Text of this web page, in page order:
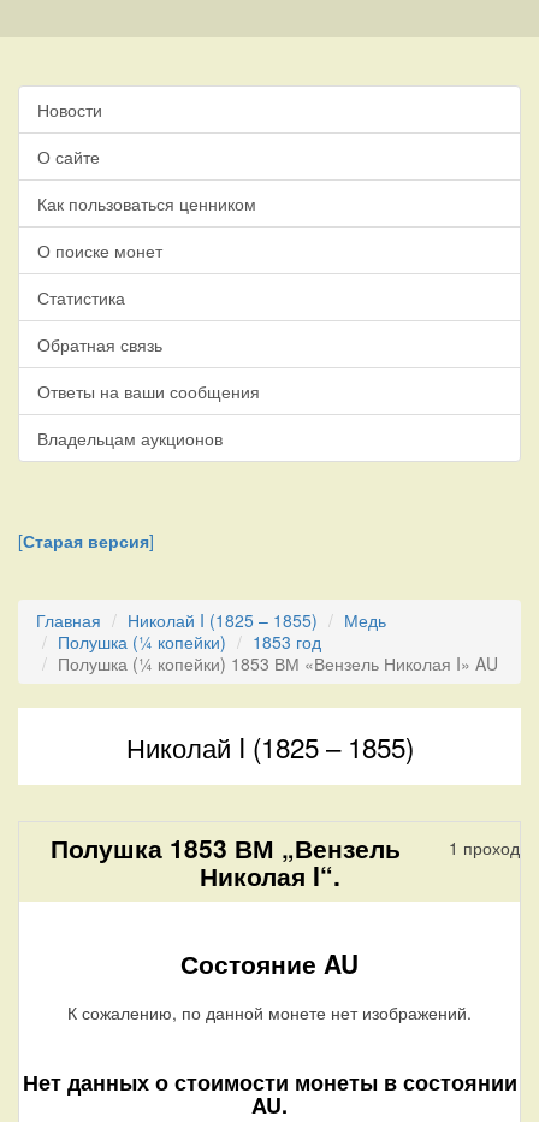
Новости
О сайте
Как пользоваться ценником
О поиске монет
Статистика
Обратная связь
Ответы на ваши сообщения
Владельцам аукционов
[Старая версия]
Главная Николай I (1825 – 1855)
Медь
Полушка (¼ копейки)
1853 год
Полушка (¼ копейки) 1853 ВМ «Вензель Николая I» AU
Николай I (1825 – 1855)
1 проход
Полушка 1853 ВМ „Вензель
Николая I“.
Состояние AU
К сожалению, по данной монете нет изображений.
Нет данных о стоимости монеты в состоянии
AU.